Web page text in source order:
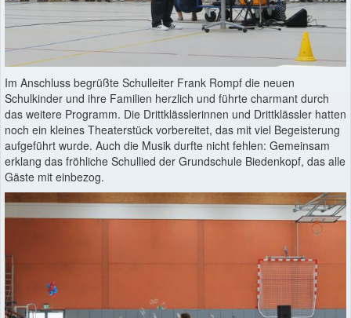
Im Anschluss begrüßte Schulleiter Frank Rompf die neuen
Schulkinder und ihre Familien herzlich und führte charmant durch
das weitere Programm. Die Drittklässlerinnen und Drittklässler hatten
noch ein kleines Theaterstück vorbereitet, das mit viel Begeisterung
aufgeführt wurde. Auch die Musik durfte nicht fehlen: Gemeinsam
erklang das fröhliche Schullied der Grundschule Biedenkopf, das alle
Gäste mit einbezog.